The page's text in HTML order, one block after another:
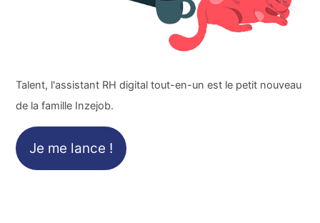
Talent, l'assistant RH digital tout-en-un est le petit nouveau
de la famille Inzejob.
Je me lance !